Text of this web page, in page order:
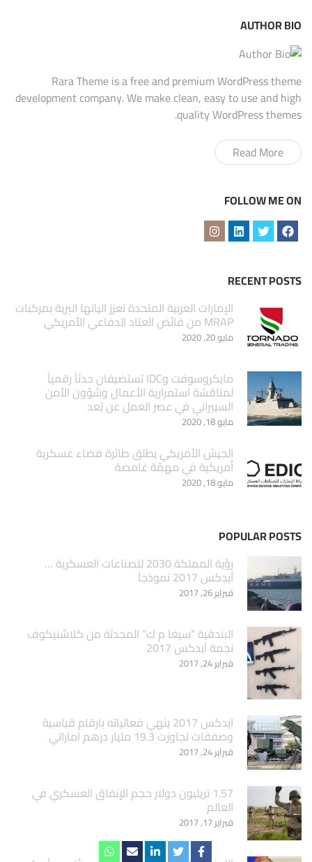
AUTHOR BIO
Rara Theme is a free and premium WordPress theme
development company. We make clean, easy to use and high
quality WordPress themes.
Read More
FOLLOW ME ON
RECENT POSTS
الإمارات العربية المتحدة تعزز الياتها البرية بمركبات
MRAP من فائض العتاد الدفاعي الأمريكي
مايو 20, 2020
مايكروسوفت وIDC تستضيفان حدثاً رقمياً
لمناقشة استمرارية الأعمال وشؤون الأمن
السيبراني في عصر العمل عن بُعد
مايو 18, 2020
الجيش الأمريكي يطلق طائرة فضاء عسكرية
أمريكية في مهمّة غامضة
مايو 18, 2020
POPULAR POSTS
‏رؤية المملكة 2030 للصناعات العسكرية …
آيدكس 2017 نموذجاَ
فبراير 26, 2017
البندقية “سيغا م ك” المحدثة من كلاشنيكوف
نجمة آيدكس 2017
فبراير 24, 2017
ايدكس 2017 ينهي فعالياته بارقام قياسية
وصفقات تجاوزت 19.3 مليار درهم اماراتي
فبراير 24, 2017
1.57 تريليون دولار حجم الإنفاق العسكري في
العالم
فبراير 17, 2017